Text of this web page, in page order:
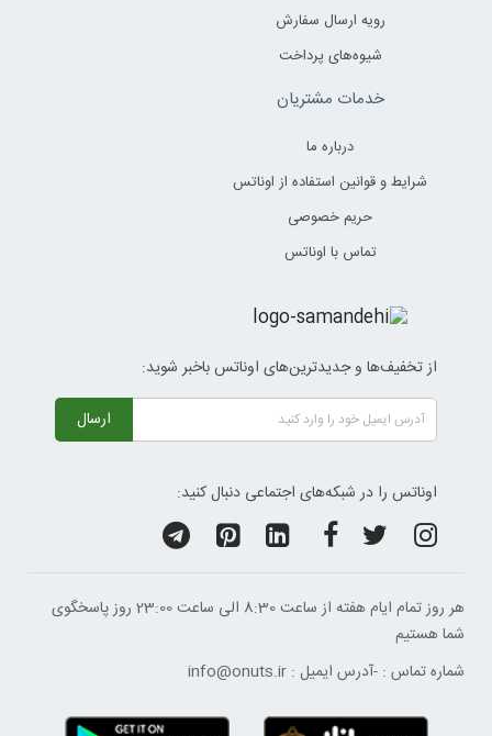
رویه ارسال سفارش
شیوه‌های پرداخت
خدمات مشتریان
درباره ما
شرایط و قوانین استفاده از اوناتس
حریم خصوصی
تماس با اوناتس
از تخفیف‌ها و جدیدترین‌های اوناتس باخبر شوید:
ارسال
اوناتس را در شبکه‌های اجتماعی دنبال کنید:
هر روز تمام ایام هفته از ساعت 8:30 الی ساعت 23:00 ‌روز پاسخگوی
شما هستیم
شماره تماس : -آدرس ایمیل : info@onuts.ir